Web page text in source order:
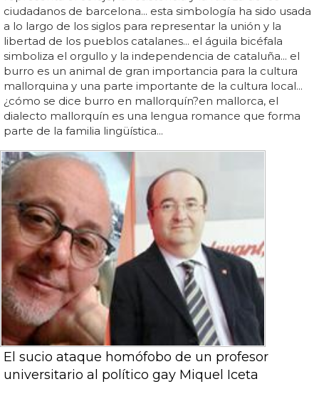
ciudadanos de barcelona... esta simbología ha sido usada
a lo largo de los siglos para representar la unión y la
libertad de los pueblos catalanes... el águila bicéfala
simboliza el orgullo y la independencia de cataluña... el
burro es un animal de gran importancia para la cultura
mallorquina y una parte importante de la cultura local...
¿cómo se dice burro en mallorquín?en mallorca, el
dialecto mallorquín es una lengua romance que forma
parte de la familia lingüística...
El sucio ataque homófobo de un profesor
universitario al político gay Miquel Iceta